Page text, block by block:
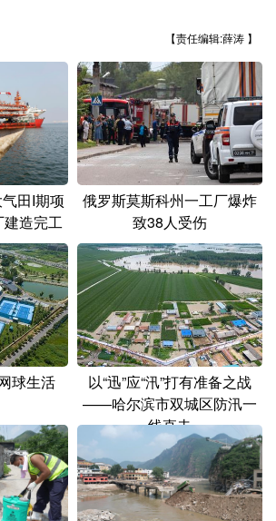
河南 湖北 湖南
广西 海南 重庆
贵州 云南 西藏
甘肃 宁夏
内蒙古 黑龙江
Español Français عربى
日本語 한국어
【责任编辑:薛涛 】
田I期项
建造完工
俄罗斯莫斯科州一工厂爆炸
致38人受伤
球生活
以“迅”应“汛”打有准备之战
——哈尔滨市双城区防汛一
线直击